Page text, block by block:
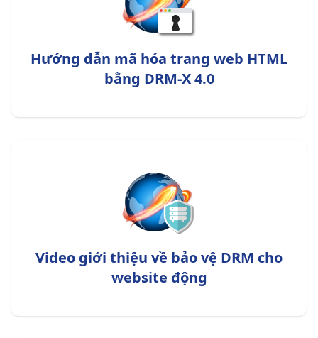
Hướng dẫn mã hóa trang web HTML
bằng DRM-X 4.0
Video giới thiệu về bảo vệ DRM cho
website động